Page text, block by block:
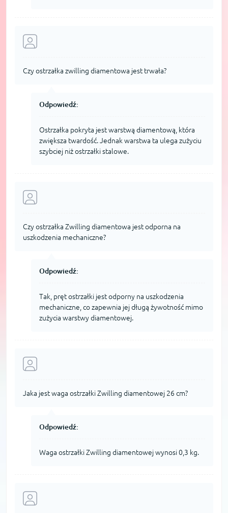
Czy ostrzałka zwilling diamentowa jest trwała?
Odpowiedź:
Ostrzałka pokryta jest warstwą diamentową, która
zwiększa twardość. Jednak warstwa ta ulega zużyciu
szybciej niż ostrzałki stalowe.
Czy ostrzałka Zwilling diamentowa jest odporna na
uszkodzenia mechaniczne?
Odpowiedź:
Tak, pręt ostrzałki jest odporny na uszkodzenia
mechaniczne, co zapewnia jej długą żywotność mimo
zużycia warstwy diamentowej.
Jaka jest waga ostrzałki Zwilling diamentowej 26 cm?
Odpowiedź:
Waga ostrzałki Zwilling diamentowej wynosi 0,3 kg.